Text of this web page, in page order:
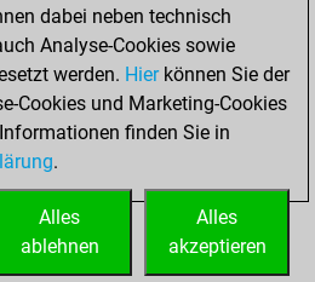
0
dabei neben technisch
Analyse-Cookies sowie
werden. Hierkönnen Sie der
Cookies und Marketing-Cookies
finden Sie in
.
Alles
akzeptieren
Alles
ablehnen